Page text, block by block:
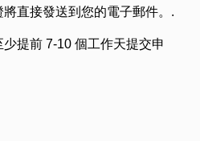
直接發送到您的電子郵件。.
提前 7-10 個工作天提交申